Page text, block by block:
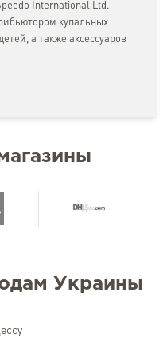
International Ltd.
купальных
а также аксессуаров
Украины